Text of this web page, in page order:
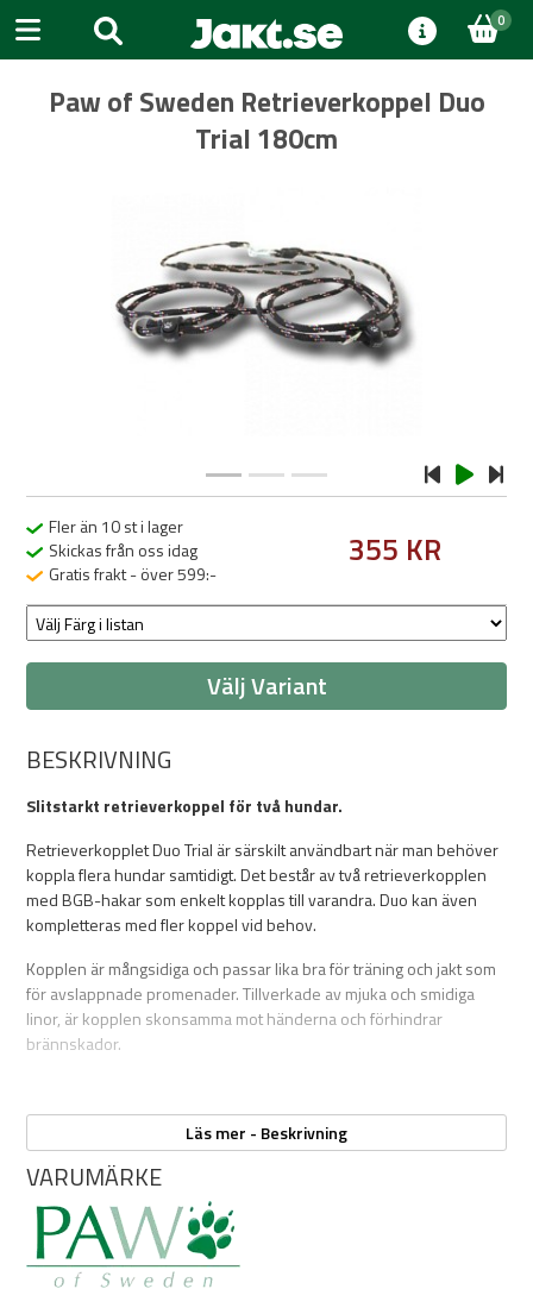
0
Paw of Sweden Retrieverkoppel Duo
Trial 180cm
Previous
Fler än 10 st i lager
Skickas från oss idag
Gratis frakt - över 599:-
355 KR
Välj Variant
BESKRIVNING
Slitstarkt retrieverkoppel för två hundar.
Retrieverkopplet Duo Trial är särskilt användbart när man behöver
koppla flera hundar samtidigt. Det består av två retrieverkopplen
med BGB-hakar som enkelt kopplas till varandra. Duo kan även
kompletteras med fler koppel vid behov.
Kopplen är mångsidiga och passar lika bra för träning och jakt som
för avslappnade promenader. Tillverkade av mjuka och smidiga
linor, är kopplen skonsamma mot händerna och förhindrar
brännskador.
Mått:
- Längd handtagsdel: 50cm
- Längd koppel: 130cm (från hake till ring)
- Bredd 5mm
Två retrieverkoppel + handtag
Läs mer - Beskrivning
VARUMÄRKE